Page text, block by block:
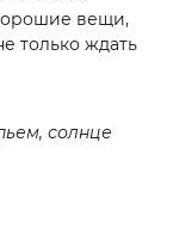
вещи,
только ждать
солнце